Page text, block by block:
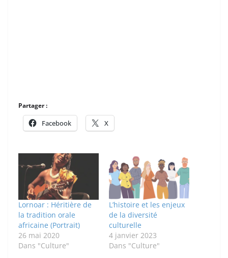
Partager :
Facebook X
Lornoar : Héritière de
la tradition orale
africaine (Portrait)
26 mai 2020
Dans "Culture"
L’histoire et les enjeux
de la diversité
culturelle
4 janvier 2023
Dans "Culture"